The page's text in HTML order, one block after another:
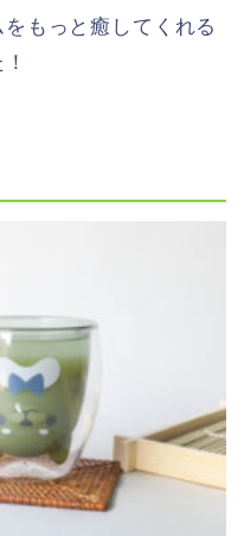
もっと癒してくれる